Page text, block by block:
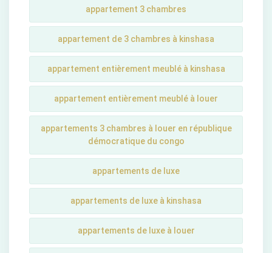
appartement 3 chambres
appartement de 3 chambres à kinshasa
appartement entièrement meublé à kinshasa
appartement entièrement meublé à louer
appartements 3 chambres à louer en république
démocratique du congo
appartements de luxe
appartements de luxe à kinshasa
appartements de luxe à louer